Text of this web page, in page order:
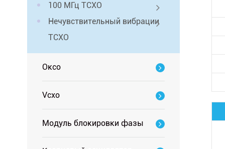
100 МГц TCXO
Нечувствительный вибрации
TCXO
Оксо
Vcxo
Модуль блокировки фазы